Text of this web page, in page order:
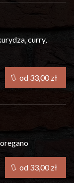
curry,